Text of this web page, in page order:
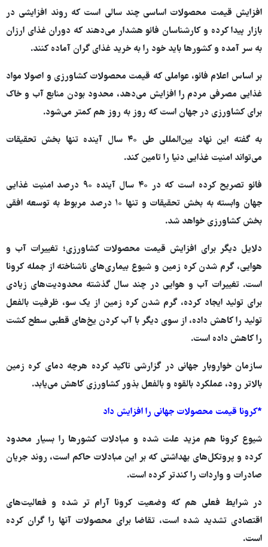
افزایش قیمت محصولات اساسی چند سالی است که روند افزایشی در
بازار پیدا کرده و کارشناسان فائو هشدار می‌دهند که دوران غذای ارزان
به سر آمده و کشورها باید خود را به خرید غذای گران آماده کنند.
بر اساس اعلام فائو، عواملی که قیمت محصولات کشاورزی و اصولا مواد
غذایی مصرفی مردم را افزایش می‌دهد، محدود بودن منابع آب و خاک
برای کشاورزی در جهان است که روز به روز هم کمتر می‌شود.
به گفته این نهاد بین‌المللی طی ۴۰ سال آینده تنها بخش تحقیقات
می‌تواند امنیت غذایی دنیا را تامین کند.
فائو تصریح کرده است که در ۴۰ سال آینده ۹۰ درصد امنیت غذایی
جهان وابسته به بخش تحقیقات و تنها ۱۰ درصد مربوط به توسعه افقی
بخش کشاورزی خواهد شد.
دلایل دیگر برای افزایش قیمت محصولات کشاورزی؛ تغییرات آب و
هوایی، گرم شدن کره زمین و شیوع بیماری‌های ناشناخته از جمله کرونا
است. تغییرات آب و هوایی در چند سال گذشته محدودیت‌های زیادی
برای تولید ایجاد کرده، گرم شدن کره زمین از یک سو، ظرفیت بالفعل
تولید را کاهش داده، از سوی دیگر با آب کردن یخ‌های قطبی سطح کشت
را کاهش داده است.
سازمان خواروبار جهانی در گزارشی تاکید کرده هرچه دمای کره زمین
بالاتر رود، عملکرد بالقوه و بالفعل بذور کشاورزی کاهش می‌یابد.
*کرونا قیمت محصولات جهانی را افزایش داد
شیوع کرونا هم مزید علت شده و مبادلات کشورها را بسیار محدود
کرده و پروتکل‌های بهداشتی که بر این مبادلات حاکم است، روند جریان
صادرات و واردات را کندتر کرده است.
در شرایط فعلی هم که وضعیت کرونا آرام تر شده و فعالیت‌های
اقتصادی تشدید شده است، تقاضا برای محصولات آنها را گران کرده
است.